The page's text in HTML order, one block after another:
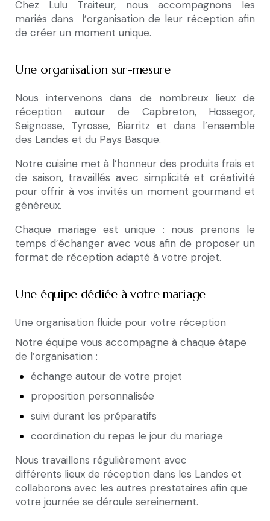
Chez Lulu Traiteur, nous accompagnons les
mariés dans l’organisation de leur réception afin
de créer un moment unique.
Une organisation sur-mesure
Nous intervenons dans de nombreux lieux de
réception autour de Capbreton, Hossegor,
Seignosse, Tyrosse, Biarritz et dans l’ensemble
des Landes et du Pays Basque.
Notre cuisine met à l’honneur des produits frais et
de saison, travaillés avec simplicité et créativité
pour offrir à vos invités un moment gourmand et
généreux.
Chaque mariage est unique : nous prenons le
temps d’échanger avec vous afin de proposer un
format de réception adapté à votre projet.
Une équipe dédiée à votre mariage
Une organisation fluide pour votre réception
Notre équipe vous accompagne à chaque étape
de l’organisation :
échange autour de votre projet
proposition personnalisée
suivi durant les préparatifs
coordination du repas le jour du mariage
Nous travaillons régulièrement avec
différents lieux de réception dans les Landes et
collaborons avec les autres prestataires afin que
votre journée se déroule sereinement.